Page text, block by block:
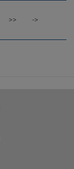
>>Next ->Last